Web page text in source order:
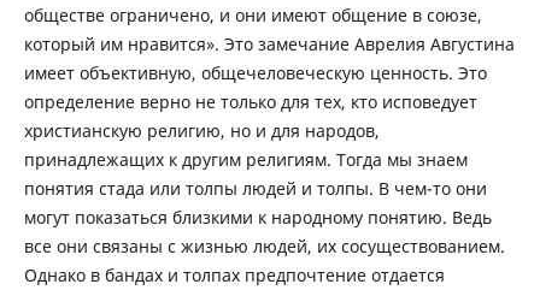
обществе ограничено, и они имеют общение в союзе,
который им нравится». Это замечание Аврелия Августина
имеет объективную, общечеловеческую ценность. Это
определение верно не только для тех, кто исповедует
христианскую религию, но и для народов,
принадлежащих к другим религиям. Тогда мы знаем
понятия стада или толпы людей и толпы. В чем-то они
могут показаться близкими к народному понятию. Ведь
все они связаны с жизнью людей, их сосуществованием.
Однако в бандах и толпах предпочтение отдается